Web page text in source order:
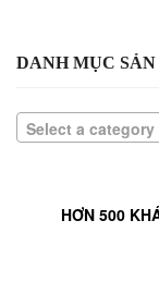
DANH MỤC
Select a category
HƠN 500